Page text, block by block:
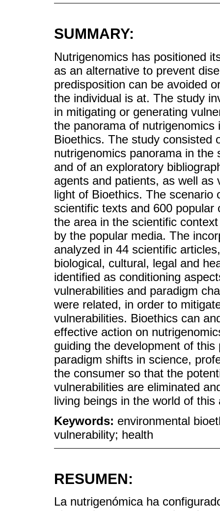
SUMMARY:
Nutrigenomics has positioned
as an alternative to prevent
predisposition can be avoided
the individual is at. The study
in mitigating or generating
the panorama of
Bioethics. The study consisted
nutrigenomics panorama in
and of an exploratory
agents and patients, as well as
light of Bioethics. The scenario
scientific texts and 600
the area in the scientific
by the popular media. The
analyzed in 44 scientific
biological, cultural, legal and
identified as conditioning
vulnerabilities and paradigm
were related, in order to
vulnerabilities. Bioethics can
effective action on
guiding the development of
paradigm shifts in science,
the consumer so that the
vulnerabilities are eliminated
living beings in the world of
Keywords: environmental
vulnerability; health
RESUMEN:
La nutrigenómica ha